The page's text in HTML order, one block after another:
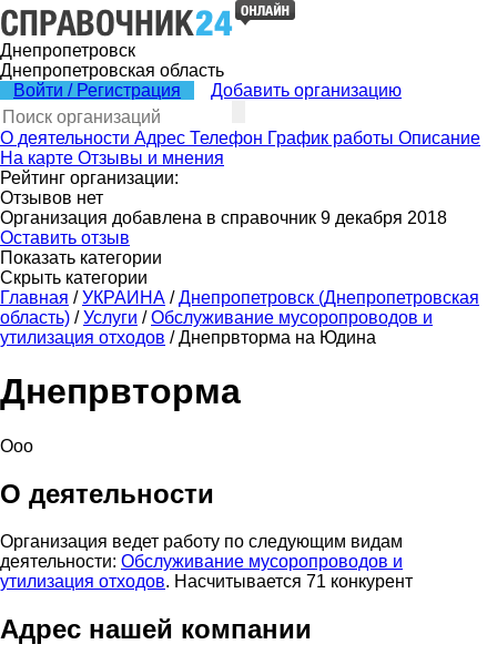
Днепропетровск
Днепропетровская область
Войти / Регистрация
Добавить организацию
О деятельности Адрес Телефон График работы Описание
На карте Отзывы и мнения
Рейтинг организации:
Отзывов нет
Организация добавлена в справочник 9 декабря 2018
Оставить отзыв
Показать категории
Скрыть категории
Главная / УКРАИНА / Днепропетровск (Днепропетровская
область) / Услуги / Обслуживание мусоропроводов и
утилизация отходов / Днепрвторма на Юдина
Днепрвторма
Ооо
О деятельности
Организация ведет работу по следующим видам
деятельности: Обслуживание мусоропроводов и
утилизация отходов. Насчитывается 71 конкурент
Адрес нашей компании